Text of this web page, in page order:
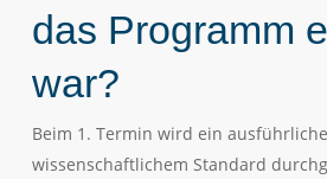
das Programm
war?
Beim 1. Termin wird ein
wissenschaftlichem Standard